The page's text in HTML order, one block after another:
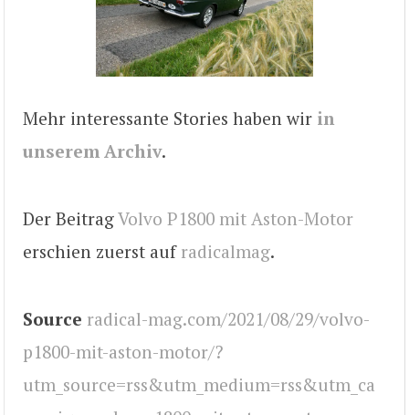
Mehr interessante Stories haben wir in
unserem Archiv.
Der BeitragVolvo P1800 mit Aston-Motor
erschien zuerst auf radicalmag.
Source radical-mag.com/2021/08/29/volvo-
p1800-mit-aston-motor/?
utm_source=rss&utm_medium=rss&utm_ca